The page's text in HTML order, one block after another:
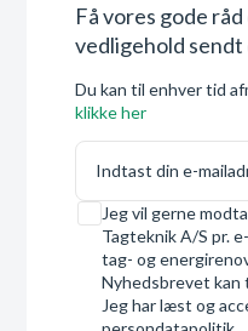
Få vores gode
vedligehold
Du kan til enhver tid
klikke her
E-mail
Samtykke
Jeg vil gerne
Tagteknik A/S pr.
tag- og
Nyhedsbrevet kan
Jeg har læst og